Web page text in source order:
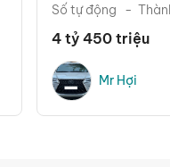
Số tự động
4 tỷ 450 triệu
Mr Hợi